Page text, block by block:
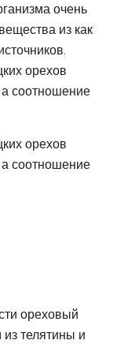
очень
из как
орехов
а соотношение
орехов
а соотношение
ореховый
из телятины и